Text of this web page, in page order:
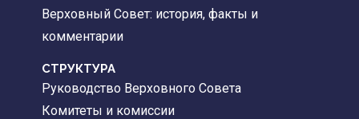
Верховный Совет: история, факты и
комментарии
CТРУКТУРА
Руководство Верховного Совета
Комитеты и комиссии